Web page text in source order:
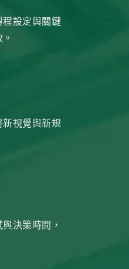
程設定與關鍵
新視覺與新規
決策時間，